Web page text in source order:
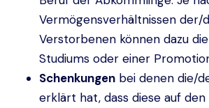
Vermögensverhältnissen der/
Verstorbenen können dazu
Studiums oder einer
Schenkungen bei denen die/
erklärt hat, dass diese auf